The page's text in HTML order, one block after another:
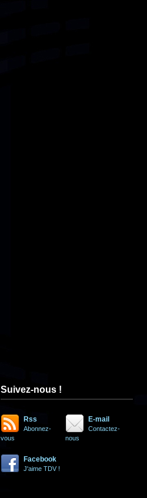
Suivez-nous !
Rss
Abonnez-
vous
E-mail
Contactez-
nous
Facebook
J'aime TDV !